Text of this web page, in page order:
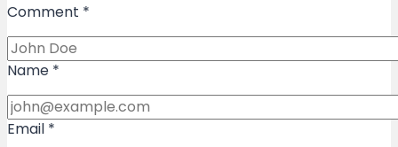
Comment *
Name *
Email *